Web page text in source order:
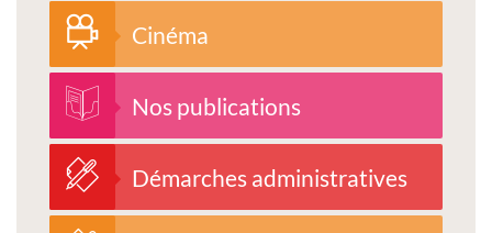
Cinéma
Nos publications
Démarches administratives